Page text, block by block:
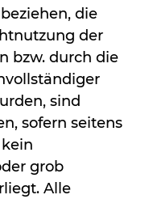
die
der
bzw. durch die
sind
sofern seitens
grob
Alle